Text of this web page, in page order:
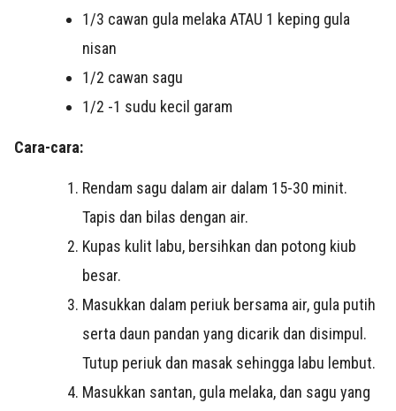
1/3 cawan gula melaka ATAU 1 keping gula
nisan
1/2 cawan sagu
1/2 -1 sudu kecil garam
Cara-cara:
Rendam sagu dalam air dalam 15-30 minit.
Tapis dan bilas dengan air.
Kupas kulit labu, bersihkan dan potong kiub
besar.
Masukkan dalam periuk bersama air, gula putih
serta daun pandan yang dicarik dan disimpul.
Tutup periuk dan masak sehingga labu lembut.
Masukkan santan, gula melaka, dan sagu yang